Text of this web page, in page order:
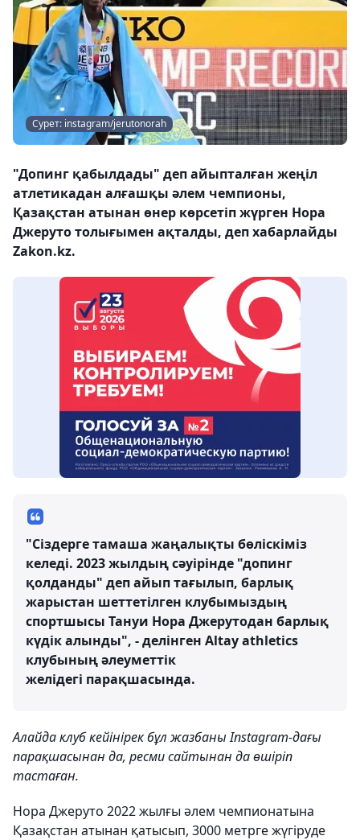
Сурет: instagram/jerutonorah
"Допинг қабылдады" деп айыпталған жеңіл
атлетикадан алғашқы әлем чемпионы,
Қазақстан атынан өнер көрсетіп жүрген Нора
Джеруто толығымен ақталды, деп хабарлайды
Zakon.kz.
"Сіздерге тамаша жаңалықты бөліскіміз
келеді. 2023 жылдың сәуірінде "допинг
қолданды" деп айып тағылып, барлық
жарыстан шеттетілген клубымыздың
спортшысы Тануи Нора Джерутодан барлық
күдік алынды", - делінген Аltay athletics
клубының әлеуметтік
желідегі парақшасында.
Алайда клуб кейінірек бұл жазбаны Instagram-дағы
парақшасынан да, ресми сайтынан да өшіріп
тастаған.
Нора Джеруто 2022 жылғы әлем чемпионатына
Қазақстан атынан қатысып, 3000 метрге жүгіруде